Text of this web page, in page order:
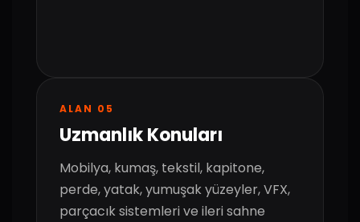
ALAN 05
Uzmanlık Konuları
Mobilya, kumaş, tekstil, kapitone,
perde, yatak, yumuşak yüzeyler, VFX,
parçacık sistemleri ve ileri sahne